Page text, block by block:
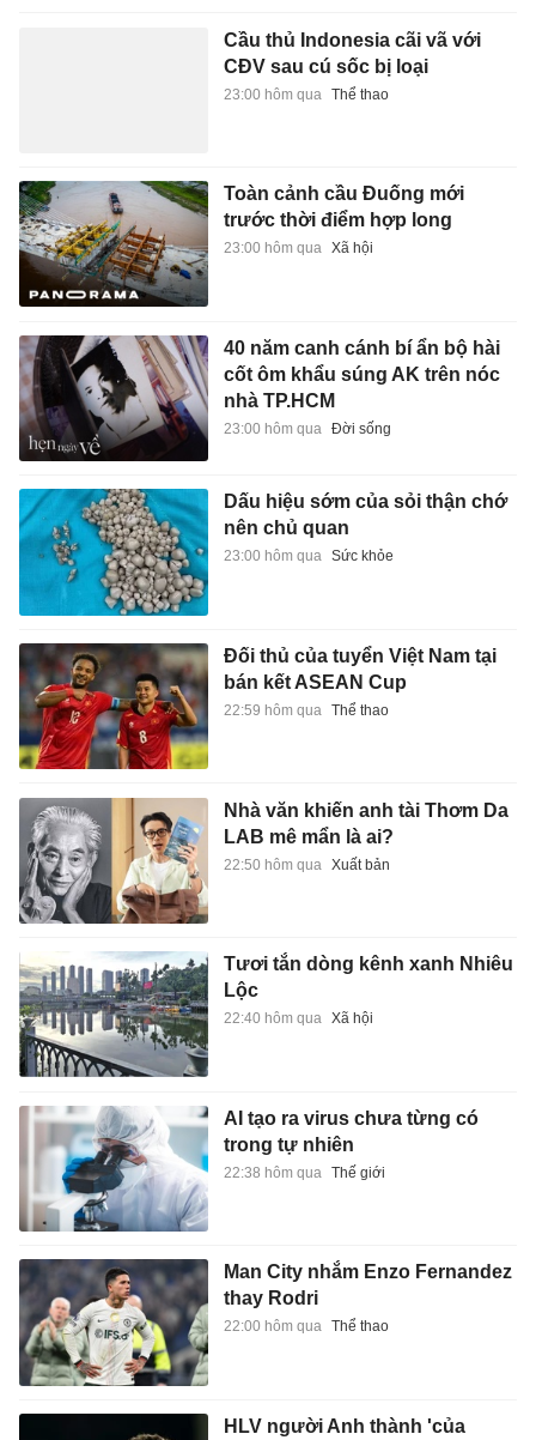
Cầu thủ Indonesia cãi vã với
CĐV sau cú sốc bị loại
23:00 hôm qua Thể thao
Toàn cảnh cầu Đuống mới
trước thời điểm hợp long
23:00 hôm qua Xã hội
40 năm canh cánh bí ẩn bộ hài
cốt ôm khẩu súng AK trên nóc
nhà TP.HCM
23:00 hôm qua Đời sống
Dấu hiệu sớm của sỏi thận chớ
nên chủ quan
23:00 hôm qua Sức khỏe
Đối thủ của tuyển Việt Nam tại
bán kết ASEAN Cup
22:59 hôm qua Thể thao
Nhà văn khiến anh tài Thơm Da
LAB mê mẩn là ai?
22:50 hôm qua Xuất bản
Tươi tắn dòng kênh xanh Nhiêu
Lộc
22:40 hôm qua Xã hội
AI tạo ra virus chưa từng có
trong tự nhiên
22:38 hôm qua Thế giới
Man City nhắm Enzo Fernandez
thay Rodri
22:00 hôm qua Thể thao
HLV người Anh thành 'của